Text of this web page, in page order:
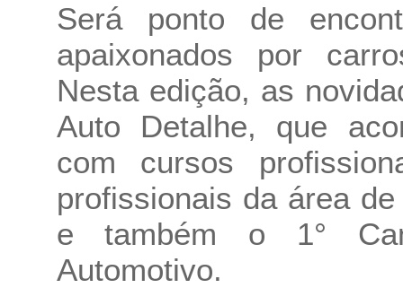
Será ponto de
apaixonados por
Nesta edição, as
Auto Detalhe, que
com cursos
profissionais da área
e também o 1°
Automotivo.